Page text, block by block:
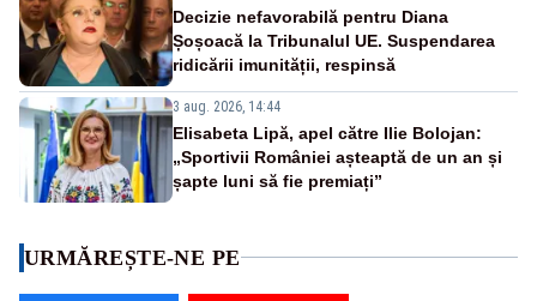
Decizie nefavorabilă pentru Diana
Șoșoacă la Tribunalul UE. Suspendarea
ridicării imunității, respinsă
3 aug. 2026, 14:44
Elisabeta Lipă, apel către Ilie Bolojan:
„Sportivii României așteaptă de un an și
șapte luni să fie premiați”
URMĂREȘTE-NE PE